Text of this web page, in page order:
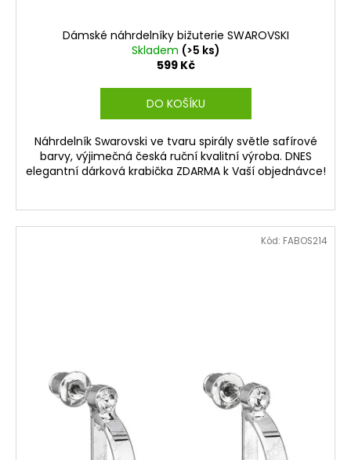
Dámské náhrdelníky bižuterie SWAROVSKI
Skladem (>5 ks)
599 Kč
DO KOŠÍKU
Náhrdelník Swarovski ve tvaru spirály světle safírové
barvy, výjimečná česká ruční kvalitní výroba. DNES
elegantní dárková krabička ZDARMA k Vaší objednávce!
Kód: FABOS214